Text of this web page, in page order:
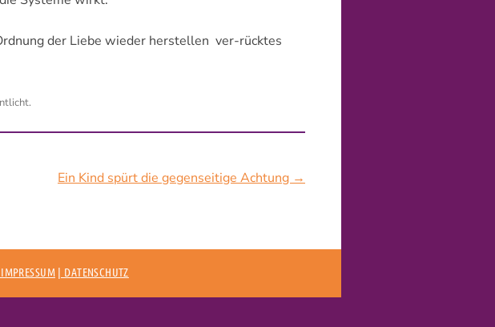
der Liebe wieder herstellen ver-rücktes
Ein Kind spürt die gegenseitige Achtung →
| DATENSCHUTZ